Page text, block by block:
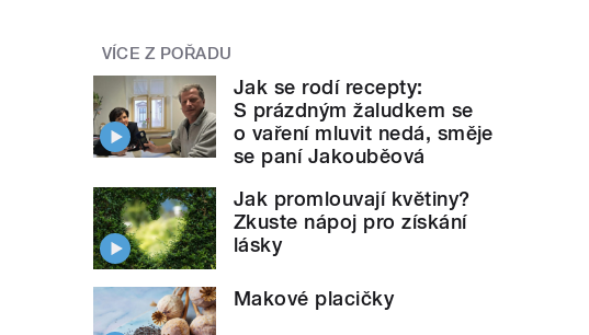
VÍCE Z POŘADU
Jak se rodí recepty:
S prázdným žaludkem se
o vaření mluvit nedá, směje
se paní Jakouběová
Jak promlouvají květiny?
Zkuste nápoj pro získání
lásky
Makové placičky